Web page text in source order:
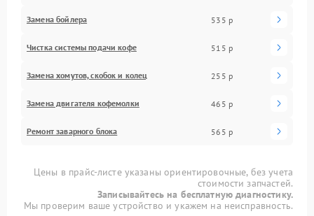
Замена бойлера 535 р
Чистка системы подачи кофе 515 р
Замена хомутов, скобок и колец 255 р
Замена двигателя кофемолки 465 р
Ремонт заварного блока 565 р
Цены в прайс-листе указаны ориентировочные, без учета
стоимости запчастей.
Записывайтесь на бесплатную диагностику.
Мы проверим ваше устройство и укажем на неисправность.